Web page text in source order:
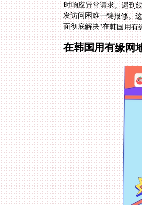
面彻底解决"在韩国用有
在韩国用有缘网